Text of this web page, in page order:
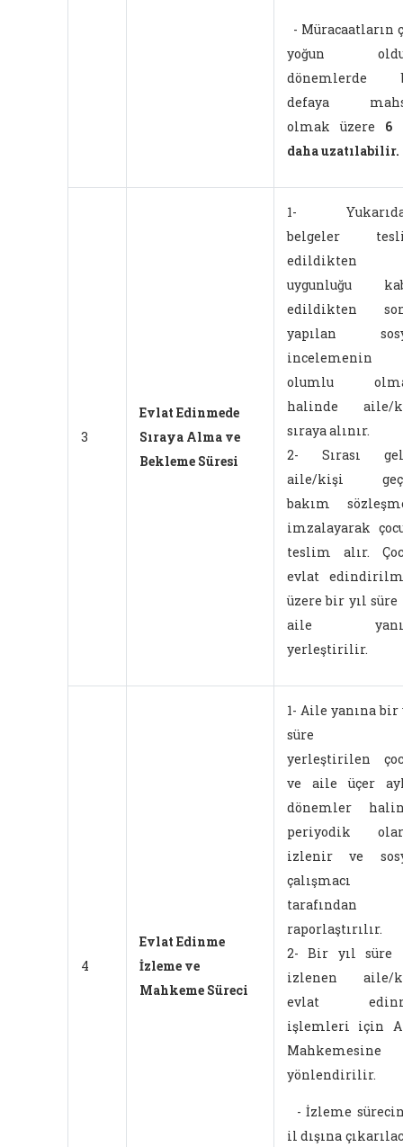
- Müracaatların
yoğun
dönemlerde
defaya
olmak üzere 6
daha uzatılabilir.
3
Evlat Edinmede
Sıraya Alma ve
Bekleme Süresi
1-
belgeler
edildikten
uygunluğu
edildikten
yapılan
incelemenin
olumlu
halinde aile/
sıraya alınır.
2- Sırası
aile/kişi
bakım
imzalayarak
teslim alır.
evlat
üzere bir yıl
aile
yerleştirilir.
4
Evlat Edinme
İzleme ve
Mahkeme Süreci
1- Aile yanına bir
süre
yerleştirilen
ve aile üçer
dönemler
periyodik
izlenir ve
çalışmacı
tarafından
raporlaştırılır.
2- Bir yıl süre
izlenen aile/
evlat
işlemleri için
Mahkemesine
yönlendirilir.
- İzleme
il dışına